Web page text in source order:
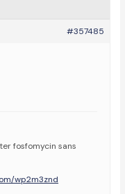
#357485
fosfomycin sans
wp2m3znd